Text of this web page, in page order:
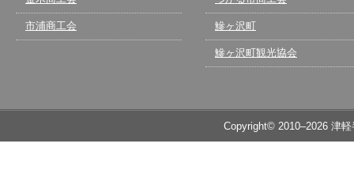
市浦商工会 鰺ヶ沢町
鰺ヶ沢町観光協会
Copyright© 2010–2026 津